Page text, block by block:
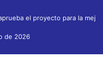
el proyecto para la
de 2026